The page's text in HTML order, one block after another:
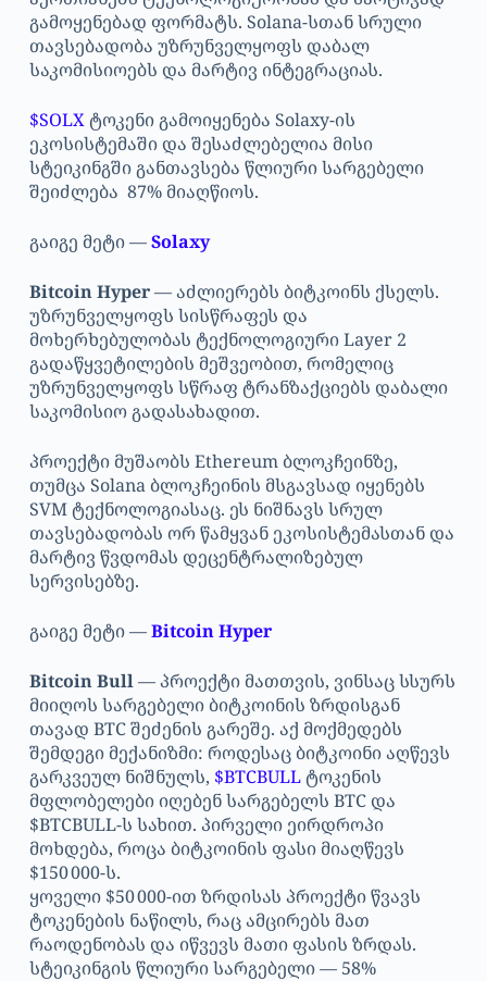
გამოყენებად ფორმატს. Solana-სთან სრული
თავსებადობა უზრუნველყოფს დაბალ
საკომისიოებს და მარტივ ინტეგრაციას.
$SOLXტოკენი გამოიყენება Solaxy-ის
ეკოსისტემაში და შესაძლებელია მისი
სტეიკინგში განთავსება წლიური სარგებელი
შეიძლება 87% მიაღწიოს.
გაიგე მეტი —Solaxy
Bitcoin Hyper— აძლიერებს ბიტკოინს ქსელს.
უზრუნველყოფს სისწრაფეს და
მოხერხებულობას ტექნოლოგიური Layer 2
გადაწყვეტილების მეშვეობით, რომელიც
უზრუნველყოფს სწრაფ ტრანზაქციებს დაბალი
საკომისიო გადასახადით.
პროექტი მუშაობს Ethereum ბლოკჩეინზე,
თუმცა Solana ბლოკჩეინის მსგავსად იყენებს
SVM ტექნოლოგიასაც. ეს ნიშნავს სრულ
თავსებადობას ორ წამყვან ეკოსისტემასთან და
მარტივ წვდომას დეცენტრალიზებულ
სერვისებზე.
გაიგე მეტი —Bitcoin Hyper
Bitcoin Bull— პროექტი მათთვის, ვინსაც სსურს
მიიღოს სარგებელი ბიტკოინის ზრდისგან
თავად BTC შეძენის გარეშე. აქ მოქმედებს
შემდეგი მექანიზმი: როდესაც ბიტკოინი აღწევს
გარკვეულ ნიშნულს, $BTCBULLტოკენის
მფლობელები იღებენ სარგებელს BTC და
$BTCBULL-ს სახით. პირველი ეირდროპი
მოხდება, როცა ბიტკოინის ფასი მიაღწევს
$150 000-ს.
ყოველი $50 000-ით ზრდისას პროექტი წვავს
ტოკენების ნაწილს, რაც ამცირებს მათ
რაოდენობას და იწვევს მათი ფასის ზრდას.
სტეიკინგის წლიური სარგებელი — 58%